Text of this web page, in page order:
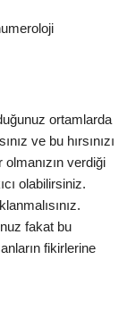
ortamlarda
ve bu hırsınızı
verdiği
olabilirsiniz.
fakat bu
fikirlerine